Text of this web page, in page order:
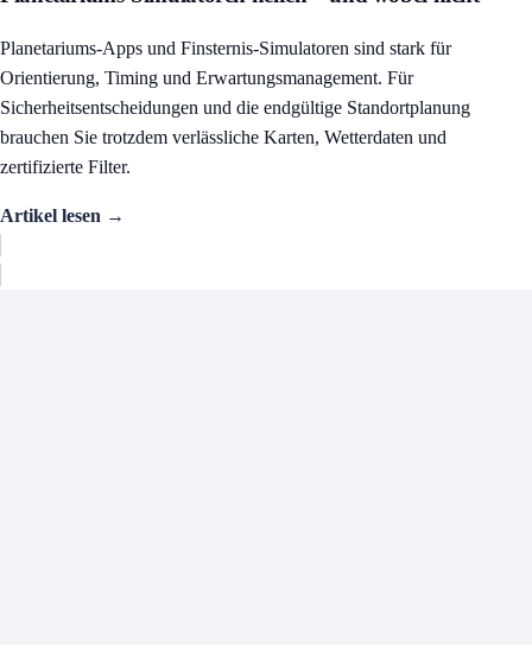
Planetariums-Apps und Finsternis-Simulatoren sind stark für
Orientierung, Timing und Erwartungsmanagement. Für
Sicherheitsentscheidungen und die endgültige Standortplanung
brauchen Sie trotzdem verlässliche Karten, Wetterdaten und
zertifizierte Filter.
Artikel lesen →